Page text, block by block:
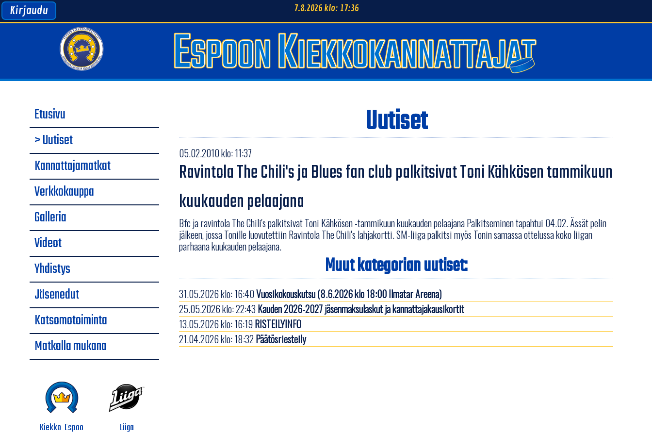
7.8.2026 klo: 17:36
Kirjaudu
Etusivu
> Uutiset
Kannattajamatkat
Verkkokauppa
Galleria
Videot
Yhdistys
Jäsenedut
Katsomotoiminta
Matkalla mukana
Kiekko-Espoo Liiga
Uutiset
05.02.2010 klo: 11:37
Ravintola The Chili's ja Blues fan club palkitsivat Toni Kähkösen tammikuun
kuukauden pelaajana
Bfc ja ravintola The Chili's palkitsivat Toni Kähkösen -tammikuun kuukauden pelaajana Palkitseminen tapahtui 04.02. Ässät pelin
jälkeen, jossa Tonille luovutettiin Ravintola The Chili's lahjakortti. SM-liiga palkitsi myös Tonin samassa ottelussa koko liigan
parhaana kuukauden pelaajana.
Muut kategorian uutiset:
31.05.2026 klo: 16:40Vuosikokouskutsu (8.6.2026 klo 18:00 Ilmatar Areena)
25.05.2026 klo: 22:43Kauden 2026-2027 jäsenmaksulaskut ja kannattajakausikortit
13.05.2026 klo: 16:19RISTEILYINFO
21.04.2026 klo: 18:32Päätösriesteily